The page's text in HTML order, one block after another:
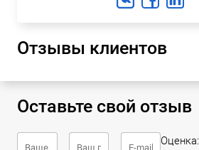
Отзывы клиентов
Оставьте свой отзыв
Оценка: